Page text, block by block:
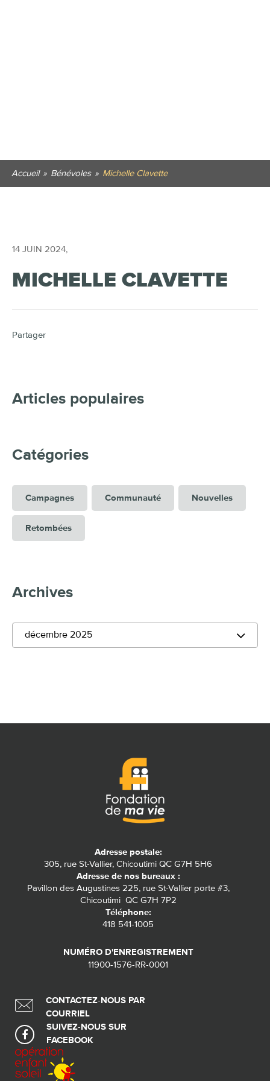
Accueil » Bénévoles » Michelle Clavette
14 JUIN 2024,
MICHELLE CLAVETTE
Partager
Articles populaires
Catégories
Campagnes Communauté Nouvelles
Retombées
Archives
décembre 2025
Adresse postale:
305, rue St-Vallier, Chicoutimi QC G7H 5H6
Adresse de nos bureaux :
Pavillon des Augustines 225, rue St-Vallier porte #3,
Chicoutimi QC G7H 7P2
Téléphone:
418 541-1005
NUMÉRO D'ENREGISTREMENT
11900-1576-RR-0001
CONTACTEZ-NOUS PAR
COURRIEL
SUIVEZ-NOUS SUR
FACEBOOK